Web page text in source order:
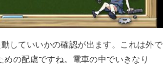
していいかの確認が出ます。これは外で
の配慮ですね。電車の中でいきなり